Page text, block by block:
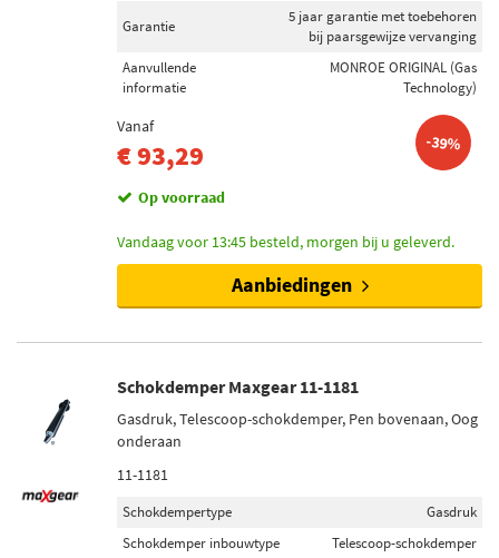
Garantie
5 jaar garantie met toebehoren
bij paarsgewijze vervanging
Aanvullende
informatie
MONROE ORIGINAL (Gas
Technology)
Vanaf
€ 93,29 -39%
Op voorraad
Vandaag voor 13:45 besteld, morgen bij u geleverd.
Aanbiedingen
Schokdemper Maxgear 11-1181
Gasdruk, Telescoop-schokdemper, Pen bovenaan, Oog
onderaan
11-1181
Schokdempertype
Gasdruk
Schokdemper inbouwtype
Telescoop-schokdemper